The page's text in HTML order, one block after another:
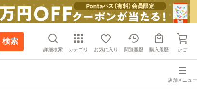
検索
詳細検索 カテゴリ お気に入り 閲覧履歴 購入履歴 かご
店舗メニュー